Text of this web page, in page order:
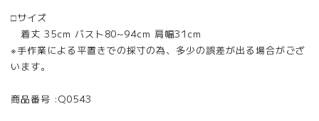
□サイズ
着丈 35cm バスト80~94cm 肩幅31cm
※手作業による平置きでの採寸の為、多少の誤差が出る場合がござ
います。
商品番号 :Q0543